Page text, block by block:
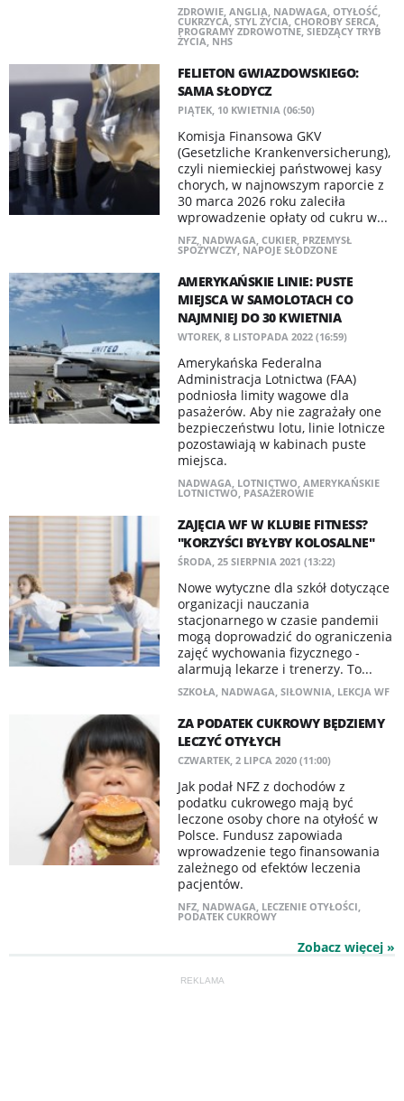
ZDROWIE, ANGLIA, NADWAGA, OTYŁOŚĆ,
CUKRZYCA, STYL ŻYCIA, CHOROBY SERCA,
PROGRAMY ZDROWOTNE, SIEDZĄCY TRYB
ŻYCIA, NHS
FELIETON GWIAZDOWSKIEGO:
SAMA SŁODYCZ
PIĄTEK, 10 KWIETNIA (06:50)
Komisja Finansowa GKV
(Gesetzliche Krankenversicherung),
czyli niemieckiej państwowej kasy
chorych, w najnowszym raporcie z
30 marca 2026 roku zaleciła
wprowadzenie opłaty od cukru w...
NFZ, NADWAGA, CUKIER, PRZEMYSŁ
SPOŻYWCZY, NAPOJE SŁODZONE
AMERYKAŃSKIE LINIE: PUSTE
MIEJSCA W SAMOLOTACH CO
NAJMNIEJ DO 30 KWIETNIA
WTOREK, 8 LISTOPADA 2022 (16:59)
Amerykańska Federalna
Administracja Lotnictwa (FAA)
podniosła limity wagowe dla
pasażerów. Aby nie zagrażały one
bezpieczeństwu lotu, linie lotnicze
pozostawiają w kabinach puste
miejsca.
NADWAGA, LOTNICTWO, AMERYKAŃSKIE
LOTNICTWO, PASAŻEROWIE
ZAJĘCIA WF W KLUBIE FITNESS?
"KORZYŚCI BYŁYBY KOLOSALNE"
ŚRODA, 25 SIERPNIA 2021 (13:22)
Nowe wytyczne dla szkół dotyczące
organizacji nauczania
stacjonarnego w czasie pandemii
mogą doprowadzić do ograniczenia
zajęć wychowania fizycznego -
alarmują lekarze i trenerzy. To...
SZKOŁA, NADWAGA, SIŁOWNIA, LEKCJA WF
ZA PODATEK CUKROWY BĘDZIEMY
LECZYĆ OTYŁYCH
CZWARTEK, 2 LIPCA 2020 (11:00)
Jak podał NFZ z dochodów z
podatku cukrowego mają być
leczone osoby chore na otyłość w
Polsce. Fundusz zapowiada
wprowadzenie tego finansowania
zależnego od efektów leczenia
pacjentów.
NFZ, NADWAGA, LECZENIE OTYŁOŚCI,
PODATEK CUKROWY
Zobacz więcej »
REKLAMA